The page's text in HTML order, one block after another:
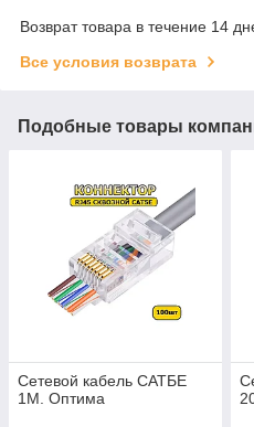
Возврат товара в течение 14
Все условия возврата
Подобные товары
Сетевой кабель САТБЕ
1М. Оптима